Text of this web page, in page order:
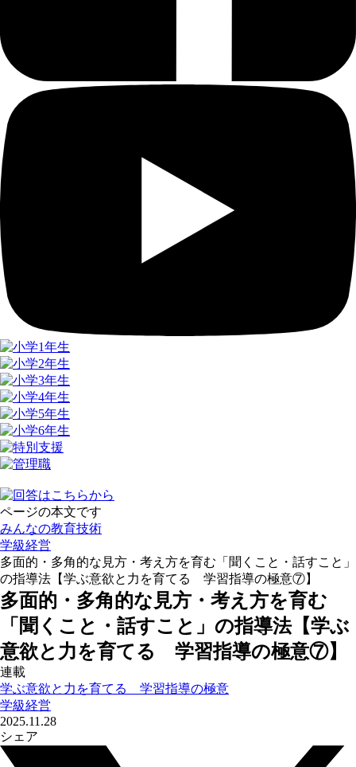
ページの本文です
みんなの教育技術
学級経営
多面的・多角的な見方・考え方を育む「聞くこと・話すこと」
の指導法【学ぶ意欲と力を育てる 学習指導の極意⑦】
多面的・多角的な見方・考え方を育む
「聞くこと・話すこと」の指導法【学ぶ
意欲と力を育てる 学習指導の極意⑦】
連載
学ぶ意欲と力を育てる 学習指導の極意
学級経営
2025.11.28
シェア